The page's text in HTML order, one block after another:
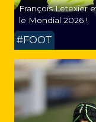
François Letexier
le Mondial 2026 !
#FOOT